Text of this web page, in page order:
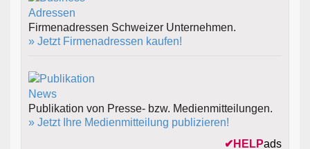
Firmenadressen Schweizer Unternehmen.
» Jetzt Firmenadressen kaufen!
Publikation von Presse- bzw. Medienmitteilungen.
» Jetzt Ihre Medienmitteilung publizieren!
✔ HELPads